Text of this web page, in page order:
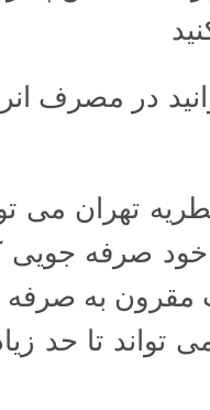
در مصرف
تهران می
خود صرفه
مقرون به
تواند تا حد